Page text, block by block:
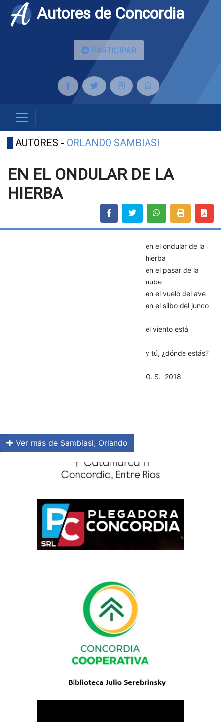
Autores de Concordia
PARTICIPAR
AUTORES - ORLANDO SAMBIASI
EN EL ONDULAR DE LA
HIERBA
en el ondular de la
hierba
en el pasar de la
nube
en el vuelo del ave
en el silbo del junco
el viento está
y tú, ¿dónde estás?
O. S. 2018
Ver más de Sambiasi, Orlando